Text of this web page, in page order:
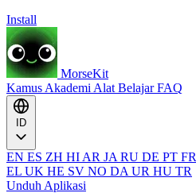
Install
MorseKit
Kamus Akademi Alat BelajarFAQ
EN ES ZH HI AR JA RU DE PT FR
EL UK HE SV NO DA UR HU TR
Unduh Aplikasi